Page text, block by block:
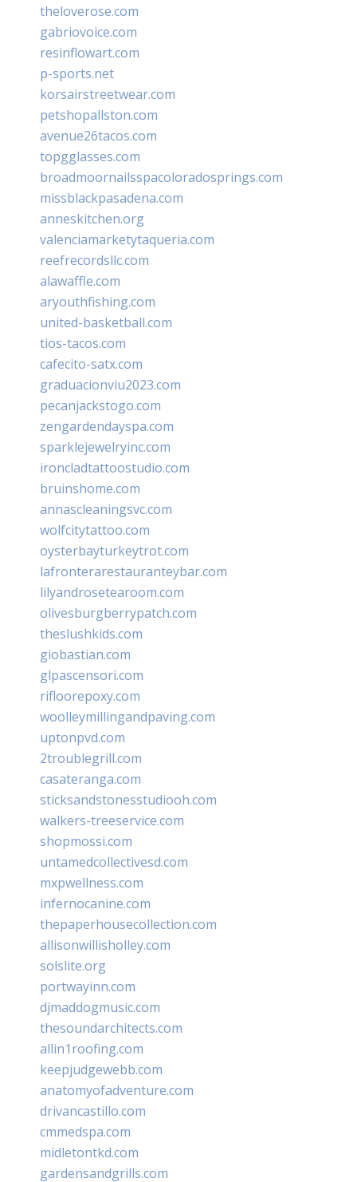
theloverose.com
gabriovoice.com
resinflowart.com
p-sports.net
korsairstreetwear.com
petshopallston.com
avenue26tacos.com
topgglasses.com
broadmoornailsspacoloradosprings.com
missblackpasadena.com
anneskitchen.org
valenciamarketytaqueria.com
reefrecordsllc.com
alawaffle.com
aryouthfishing.com
united-basketball.com
tios-tacos.com
cafecito-satx.com
graduacionviu2023.com
pecanjackstogo.com
zengardendayspa.com
sparklejewelryinc.com
ironcladtattoostudio.com
bruinshome.com
annascleaningsvc.com
wolfcitytattoo.com
oysterbayturkeytrot.com
lafronterarestauranteybar.com
lilyandrosetearoom.com
olivesburgberrypatch.com
theslushkids.com
giobastian.com
glpascensori.com
rifloorepoxy.com
woolleymillingandpaving.com
uptonpvd.com
2troublegrill.com
casateranga.com
sticksandstonesstudiooh.com
walkers-treeservice.com
shopmossi.com
untamedcollectivesd.com
mxpwellness.com
infernocanine.com
thepaperhousecollection.com
allisonwillisholley.com
solslite.org
portwayinn.com
djmaddogmusic.com
thesoundarchitects.com
allin1roofing.com
keepjudgewebb.com
anatomyofadventure.com
drivancastillo.com
cmmedspa.com
midletontkd.com
gardensandgrills.com